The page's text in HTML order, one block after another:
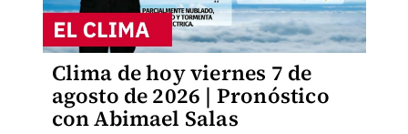
Clima de hoy viernes 7 de
agosto de 2026 | Pronóstico
con Abimael Salas